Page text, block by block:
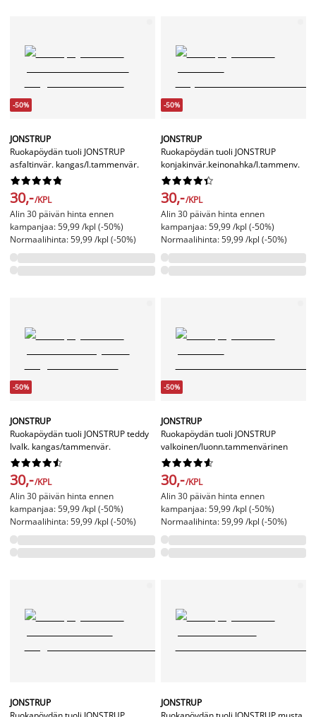
-50%
JONSTRUP
Ruokapöydän tuoli JONSTRUP
asfaltinvär. kangas/l.tammenvär.






30,-/KPL
Alin 30 päivän hinta ennen
kampanjaa: 59,99 /kpl (-50%)
Normaalihinta: 59,99 /kpl (-50%)
-50%
JONSTRUP
Ruokapöydän tuoli JONSTRUP
konjakinvär.keinonahka/l.tammenv.






30,-/KPL
Alin 30 päivän hinta ennen
kampanjaa: 59,99 /kpl (-50%)
Normaalihinta: 59,99 /kpl (-50%)
-50%
JONSTRUP
Ruokapöydän tuoli JONSTRUP teddy
lvalk. kangas/tammenvär.






30,-/KPL
Alin 30 päivän hinta ennen
kampanjaa: 59,99 /kpl (-50%)
Normaalihinta: 59,99 /kpl (-50%)
-50%
JONSTRUP
Ruokapöydän tuoli JONSTRUP
valkoinen/luonn.tammenvärinen






30,-/KPL
Alin 30 päivän hinta ennen
kampanjaa: 59,99 /kpl (-50%)
Normaalihinta: 59,99 /kpl (-50%)
JONSTRUP
JONSTRUP